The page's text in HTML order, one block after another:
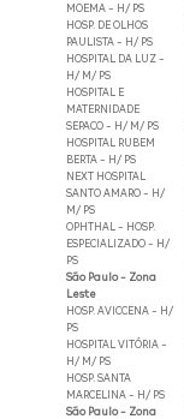
MOEMA - H/ PS
HOSP. DE OLHOS
PAULISTA - H/ PS
HOSPITAL DA LUZ -
H/ M/ PS
HOSPITAL E
MATERNIDADE
SEPACO - H/ M/ PS
HOSPITAL RUBEM
BERTA - H/ PS
NEXT HOSPITAL
SANTO AMARO - H/
M/ PS
OPHTHAL - HOSP.
ESPECIALIZADO - H/
PS
São Paulo - Zona
Leste
HOSP. AVICCENA - H/
PS
HOSPITAL VITÓRIA -
H/ M/ PS
HOSP. SANTA
MARCELINA - H/ PS
São Paulo - Zona